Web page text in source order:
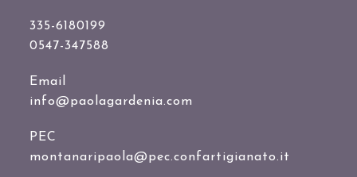
335-6180199
0547-347588
Email
info@paolagardenia.com
PEC
montanaripaola@pec.confartigianato.it